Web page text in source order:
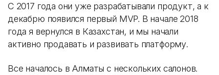
С 2017 года они уже разрабатывали продукт, а к
декабрю появился первый MVP. В начале 2018
года я вернулся в Казахстан, и мы начали
активно продавать и развивать платформу.
Все началось в Алматы с нескольких салонов.